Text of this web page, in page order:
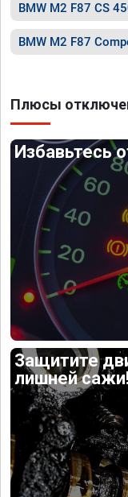
BMW M2 F87 CS
BMW M2 F87
Плюсы
Избавьтесь
Защитите
лишней